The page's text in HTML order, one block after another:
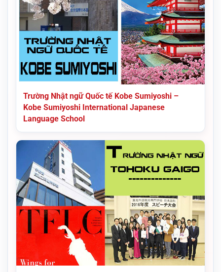
Trường Nhật ngữ Quốc tế Kobe Sumiyoshi –
Kobe Sumiyoshi International Japanese
Language School